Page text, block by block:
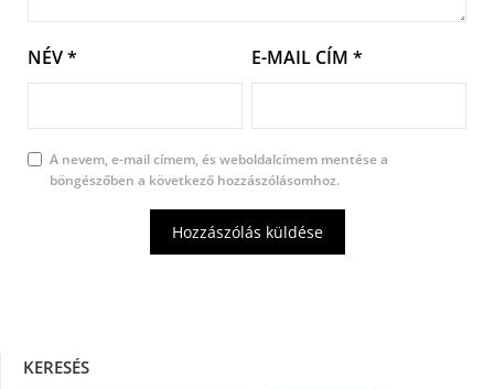
NÉV* E-MAIL CÍM *
A nevem, e-mail címem, és weboldalcímem mentése a
böngészőben a következő hozzászólásomhoz.
KERESÉS